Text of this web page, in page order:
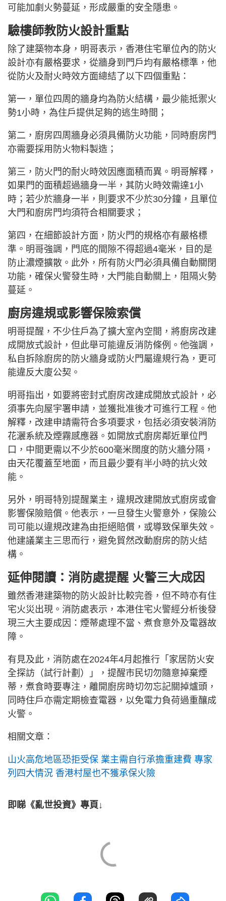
可能加劇火勢蔓延，形成嚴重的安全隱患。
驗樓師教防火設計重點
除了建築物本身，明哥表示，香港住宅單位內的防火
設計亦有嚴格要求，從牆身到門戶均有嚴格標準，他
從防火及耐火時效方面總結了以下四個重點：
第一，單位四周的牆身均為防火結構，最少能抵禦火
勢1小時，為住戶提供足夠的逃生時間；
第二，廚房四周牆身必須具備防火功能，同時廚房門
亦需要採用防火物料製造；
第三，防火門的耐火時效因應面積而異。明哥解釋，
如果門的面積超過牆身一半，其防火時效需達1小
時；若少於牆身一半，則要求不少於30分鐘，且單位
大門和廚房門均須符合相關要求；
第四，在細節設計方面，防火門的規格亦有嚴格標
準。明哥強調，門底的間隙不得超過4毫米，目的是
防止濃煙擴散。此外，所有防火門必須具備自動關閉
功能，確保火警發生時，大門能自動關上，阻隔火勢
蔓延。
廚房違規或影響保險索償
明哥提醒，不少住戶為了擴大室內空間，將廚房改建
成開放式設計，但此舉可能違反消防條例。他強調，
私自拆除廚房的防火牆身或防火門屬違規行為，更可
能違反大廈公契。
明哥指出，如要將密封式廚房改建成開放式設計，必
須事先向屋宇署申請，並獲批准後才可進行工程。他
解釋，改建申請需符合多項要求，包括必須安裝消防
花灑系統及煙霧感應器。如開放式廚房鄰近單位門
口，中間更需以不少於600毫米闊度的防火牆分隔，
由天花覆蓋至地面，而且最少要有半小時的抗火效
能。
另外，明哥特別提醒業主，違規改建開放式廚房或會
影響保險賠償。他表示，一旦發生火警意外，保險公
司可能以違規改建為由拒絕賠償，或導致保單失效。
他建議業主三思而行，避免貿然改動廚房的防火結
構。
延伸閱讀：消防處提醒 火警三大成因
雖然香港建築物的防火設計比較完善，但不時亦有住
宅火災出現。消防處表示，本港住宅火警經分析後發
現三大主要成因：煙蒂處理不當、煮食意外及電器故
障。
有見及此，消防處在2024年4月起推行「家居防火安
全探訪（試行計劃）」，提醒市民切勿隨意掉棄煙
蒂，煮食時要專注，離開廚房時切勿忘記關掉爐頭，
同時住戶亦需定期檢查電器，以免電力負荷過重釀成
火警。
相關文章：
山火高危地區恐拒受保 業主需自行承擔重建費 專家
列四大情況 香港村屋也不獲承保火險
即睇《亂世投資》專頁↓